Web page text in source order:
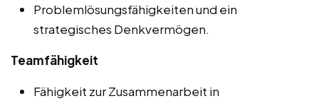
Problemlösungsfähigkeiten und ein
strategisches Denkvermögen.
Teamfähigkeit
Fähigkeit zur Zusammenarbeit in